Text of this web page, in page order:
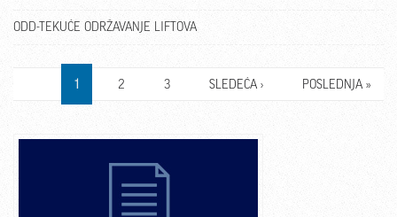
ODD-TEKUĆE ODRŽAVANJE LIFTOVA
PAGES
1 2 3 SLEDEĆA › POSLEDNJA »